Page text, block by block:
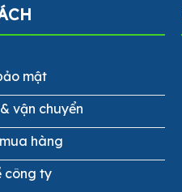
mật
vận chuyển
hàng
công ty